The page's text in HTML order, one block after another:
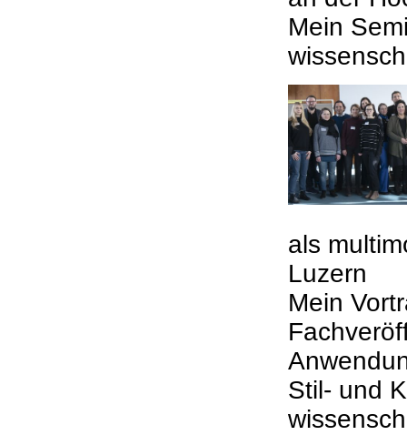
Mein
als
Luzern
Mein
Stil- und